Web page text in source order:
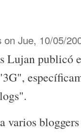
on Jue, 10/05/
Lujan publicó